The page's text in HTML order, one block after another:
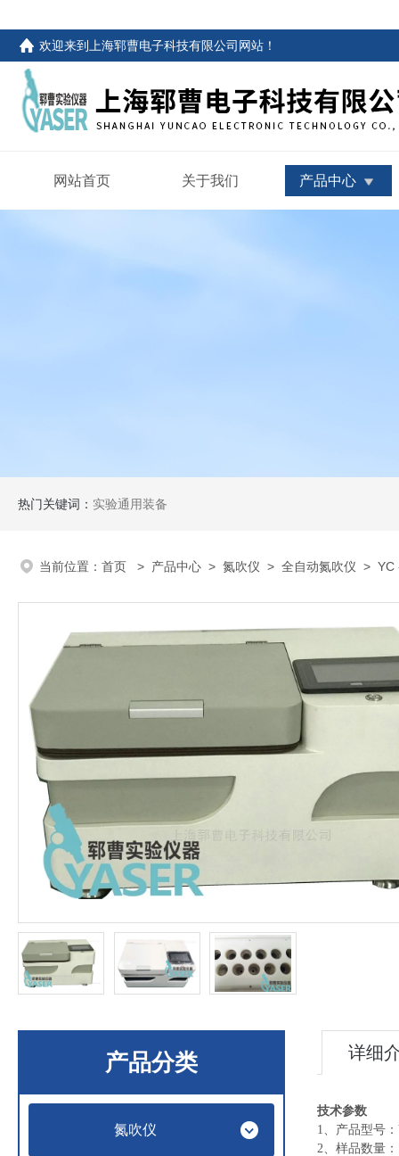
欢迎来到 上海郓曹电子科技有限公司网站 ！
网站首页 关于我们 产品中心
热门关键词： 实验通用装备
当前位置： 首页 > 产品中心 > 氮吹仪 > 全自动氮吹仪 > YC
产品分类
氮吹仪
详细
技术参数
1、产品型号
2、样品数量